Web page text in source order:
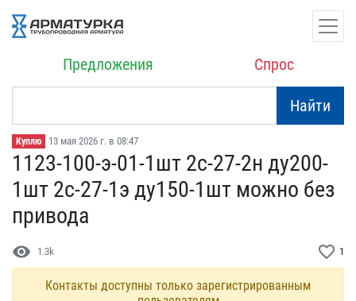
Предложения Спрос
Найти
Куплю 13 мая 2026 г. в 08:47
1123-100-э-01-1шт 2с-27-​2н ду200-
1шт 2с-27-1э ду​150-1шт можно без
привод​а
visibility 1.3k favorite_border 1
Контакты доступны только зарегистрированным